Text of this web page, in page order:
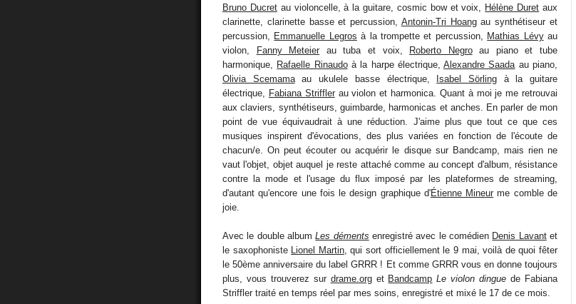
Bruno Ducretau violoncelle, à la guitare, cosmic bow et voix, Hélène Duret aux
clarinette, clarinette basse et percussion, Antonin-Tri Hoangau synthétiseur et
percussion,
Emmanuelle Legros à la trompette et percussion, Mathias Lévyau
violon,
Fanny Meteier au tuba et voix, Roberto Negroau piano et tube
harmonique,
Rafaelle Rinaudoà la harpe électrique,Alexandre Saada au piano,
Olivia Scemamaau ukulele basse électrique, Isabel Sörlingà la guitare
électrique,
Fabiana Strifflerau violon et harmonica. Quant à moi je me retrouvai
aux claviers, synthétiseurs, guimbarde, harmonicas et anches. En parler de mon
point de vue équivaudrait à une réduction. J'aime plus que tout ce que ces
musiques inspirent d'évocations, des plus variées en fonction de l'écoute de
chacun/e. On peut écouter ou acquérir le disque sur Bandcamp, mais rien ne
vaut l'objet, objet auquel je reste attaché comme au concept d'album, résistance
contre la mode et l'usage du flux imposé par les plateformes de streaming,
d'autant qu'encore une fois le design graphique d'Étienne Mineur me comble de
joie.
Avec le double albumLes déments enregistré avec le comédien Denis Lavantet
le saxophoniste
Lionel Martin, qui sort officiellement le 9 mai, voilà de quoi fêter
le 50ème anniversaire du label GRRR ! Et comme GRRR vous en donne toujours
plus, vous trouverez sur drame.orget Bandcamp Le violon dingue de Fabiana
Striffler traité en temps réel par mes soins, enregistré et mixé le 17 de ce mois.